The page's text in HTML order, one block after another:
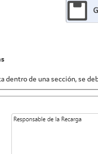
dentro de una sección, se